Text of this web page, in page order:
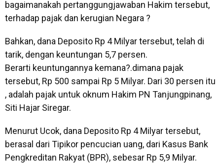
bagaimanakah pertanggungjawaban Hakim tersebut,
terhadap pajak dan kerugian Negara ?
Bahkan, dana Deposito Rp 4 Milyar tersebut, telah di
tarik, dengan keuntungan 5,7 persen.
Berarti keuntungannya kemana?.dimana pajak
tersebut, Rp 500 sampai Rp 5 Milyar. Dari 30 persen itu
, adalah pajak untuk oknum Hakim PN Tanjungpinang,
Siti Hajar Siregar.
Menurut Ucok, dana Deposito Rp 4 Milyar tersebut,
berasal dari Tipikor pencucian uang, dari Kasus Bank
Pengkreditan Rakyat (BPR), sebesar Rp 5,9 Milyar.